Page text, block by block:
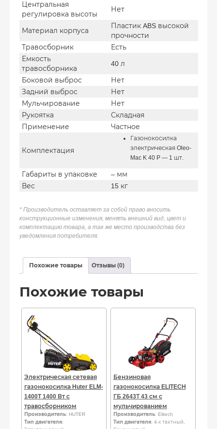
Центральная
регулировка высоты
Нет
Материал корпуса
Пластик ABS высокой
прочности
Травосборник
Есть
Емкость
травосборника
40 л
Боковой выброс
Нет
Задний выброс
Нет
Мульчирование
Нет
Рукоятка
Складная
Применение
Частное
Комплектация
Газонокосилка
электрическая Oleo-
Mac K 40 P — 1 шт.
Габариты в упаковке
– мм
Вес
15 кг
* Производитель оставляет за собой право вносить
конструкционные изменения, менять внешний вид, цвет и
комплектацию товара, а так же место производства без
уведомления потребителя.
Похожие товары Отзывы (0)
Похожие товары
Электрическая сетевая
газонокосилка Huter ELM-
1400T 1400 Вт с
травосборником
Производитель: HUTER
Тип двигателя:
Бензиновая
газонокосилка ELITECH
ГБ 2643Т 43 см с
мульчированием
Производитель: Elitech
Тип двигателя: 4-х тактный,